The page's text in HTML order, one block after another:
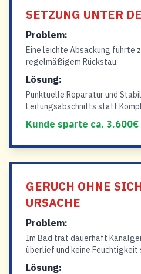
SETZUNG UNTER
Problem:
Eine leichte Absackung führte
regelmäßigem Rückstau.
Lösung:
Punktuelle Reparatur und
Leitungsabschnitts statt
Kunde sparte ca. 3.600€
GERUCH OHNE
URSACHE
Problem:
Im Bad trat dauerhaft
überlief und keine Feuchtigkeit
Lösung: